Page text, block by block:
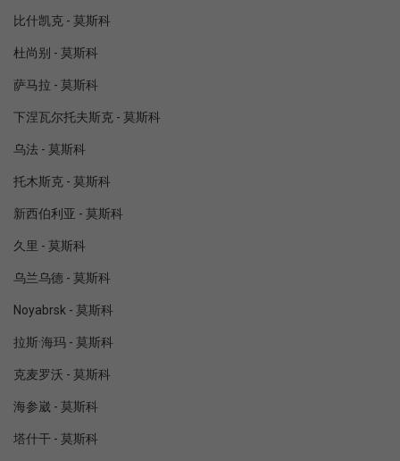
比什凯克 - 莫斯科
杜尚别 - 莫斯科
萨马拉 - 莫斯科
下涅瓦尔托夫斯克 - 莫斯科
乌法 - 莫斯科
托木斯克 - 莫斯科
新西伯利亚 - 莫斯科
久里 - 莫斯科
乌兰乌德 - 莫斯科
Noyabrsk - 莫斯科
拉斯·海玛 - 莫斯科
克麦罗沃 - 莫斯科
海参崴 - 莫斯科
塔什干 - 莫斯科